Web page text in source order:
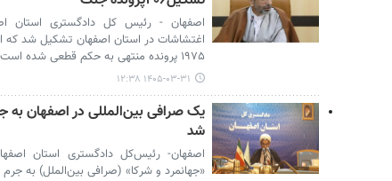
۱۹۷۵ پرونده منتهی به حکم قطعی شده است.
۱۴۰۵-۰۳-۳۱ ۱۲:۳۸
یک صرافی بین‌المللی در اصفهان به
شد
اصفهان- رئیس‌کل دادگستری استان
«جهانمرد و شرکا» (صرافی بین‌الملل) به